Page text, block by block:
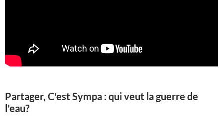
Partager, C'est Sympa : qui veut la guerre de
l'eau?